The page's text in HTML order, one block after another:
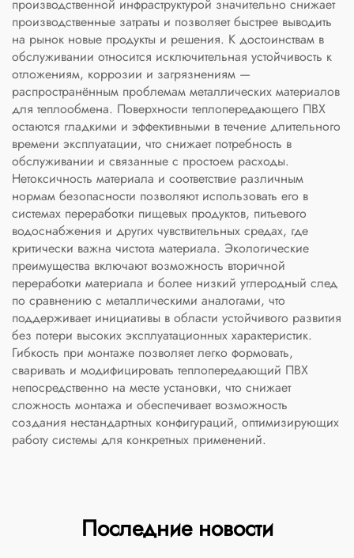
производственной инфраструктурой значительно снижает
производственные затраты и позволяет быстрее выводить
на рынок новые продукты и решения. К достоинствам в
обслуживании относится исключительная устойчивость к
отложениям, коррозии и загрязнениям —
распространённым проблемам металлических материалов
для теплообмена. Поверхности теплопередающего ПВХ
остаются гладкими и эффективными в течение длительного
времени эксплуатации, что снижает потребность в
обслуживании и связанные с простоем расходы.
Нетоксичность материала и соответствие различным
нормам безопасности позволяют использовать его в
системах переработки пищевых продуктов, питьевого
водоснабжения и других чувствительных средах, где
критически важна чистота материала. Экологические
преимущества включают возможность вторичной
переработки материала и более низкий углеродный след
по сравнению с металлическими аналогами, что
поддерживает инициативы в области устойчивого развития
без потери высоких эксплуатационных характеристик.
Гибкость при монтаже позволяет легко формовать,
сваривать и модифицировать теплопередающий ПВХ
непосредственно на месте установки, что снижает
сложность монтажа и обеспечивает возможность
создания нестандартных конфигураций, оптимизирующих
работу системы для конкретных применений.
Последние новости